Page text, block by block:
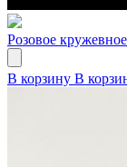
Розовое
В корзину В